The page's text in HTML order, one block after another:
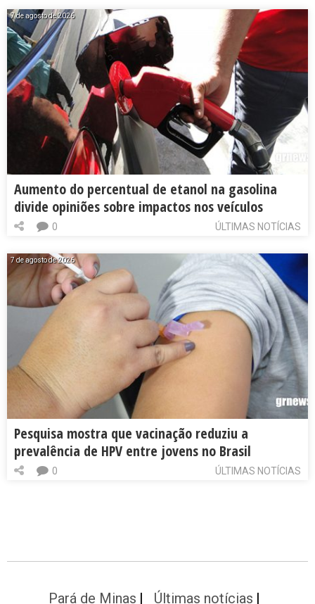
7 de agosto de 2026
Aumento do percentual de etanol na gasolina
divide opiniões sobre impactos nos veículos
ÚLTIMAS NOTÍCIAS
0
7 de agosto de 2026
Pesquisa mostra que vacinação reduziu a
prevalência de HPV entre jovens no Brasil
ÚLTIMAS NOTÍCIAS
0
Pará de Minas Últimas notícias